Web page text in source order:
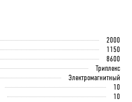
2000
1150
8600
Триплекс
Электромагнитный
10
10